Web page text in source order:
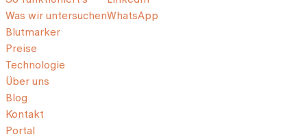
Was wir untersuchen
Blutmarker
Preise
Technologie
Über uns
Blog
Kontakt
Portal
WhatsApp